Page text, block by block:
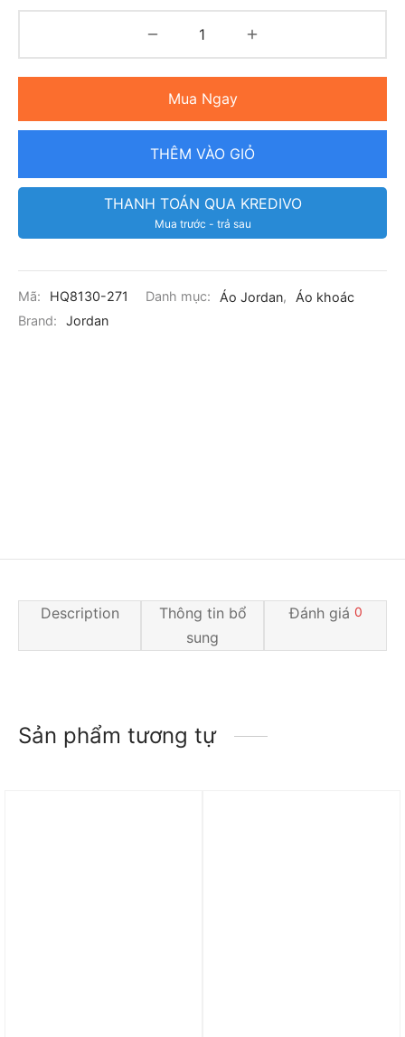
Mua Ngay
THÊM VÀO GIỎ
THANH TOÁN QUA KREDIVO
Mua trước - trả sau
Mã: HQ8130-271 Danh mục: Áo Jordan,
Áo khoác
Brand:
Jordan
Description
Thông tin bổ
sung
Đánh giá 0
Sản phẩm tương tự